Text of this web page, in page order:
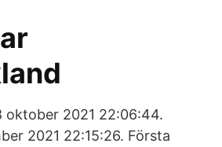
oktober 2021 22:06:44.
2021 22:15:26. Första